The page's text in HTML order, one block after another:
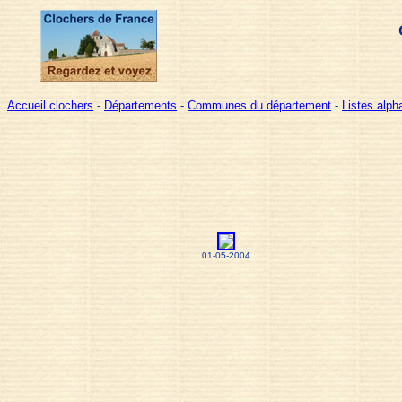
Accueil clochers - Départements - Communes du département - Listes
01-05-2004